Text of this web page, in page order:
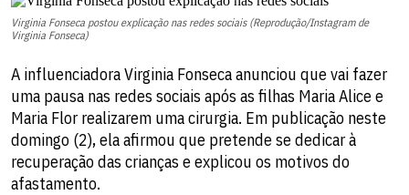
Virginia Fonseca postou explicação nas redes sociais (Reprodução/Instagram de
Virginia Fonseca)
A influenciadora Virginia Fonseca anunciou que vai fazer
uma pausa nas redes sociais após as filhas Maria Alice e
Maria Flor realizarem uma cirurgia. Em publicação neste
domingo (2), ela afirmou que pretende se dedicar à
recuperação das crianças e explicou os motivos do
afastamento.